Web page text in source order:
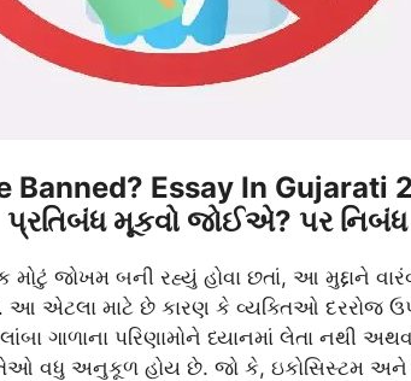
Banned? Essay In Gujarati
પ્રતિબંધ મૂકવો જોઈએ? પર નિબંધ
મોટું જોખમ બની રહ્યું હોવા છતાં, આ મુદ્દાને
એટલા માટે છે કારણ કે વ્યક્તિઓ દરરોજ
ગાળાના પરિણામોને ધ્યાનમાં લેતા નથી
વધુ અનુકૂળ હોય છે. જો કે, ઇકોસિસ્ટમ અને